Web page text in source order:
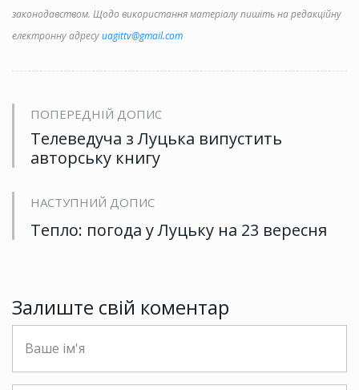
законодавством. Щодо використання матеріалу пишіть на редакційну
електронну адресуuagittv@gmail.com
ПОПЕРЕДНІЙ ДОПИС
Телеведуча з Луцька випустить
авторську книгу
НАСТУПНИЙ ДОПИС
Тепло: погода у Луцьку на 23 вересня
Залиште свій коментар